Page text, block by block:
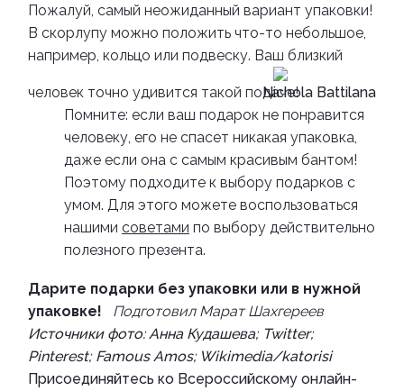
Пожалуй, самый неожиданный вариант упаковки!
В скорлупу можно положить что-то небольшое,
например, кольцо или подвеску. Ваш близкий
человек точно удивится такой подаче!Nichola Battilana
Помните: если ваш подарок не понравится
человеку, его не спасет никакая упаковка,
даже если она с самым красивым бантом!
Поэтому подходите к выбору подарков с
умом. Для этого можете воспользоваться
нашими советами по выбору действительно
полезного презента.
Дарите подарки без упаковки или в нужной
упаковке!
Подготовил Марат Шахгереев
Источники фото: Анна Кудашева; Twitter;
Pinterest; Famous Amos; Wikimedia/katorisi
Присоединяйтесь ко Всероссийскому онлайн-